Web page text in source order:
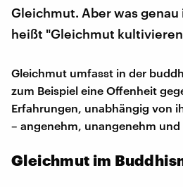
Gleichmut. Aber was genau
heißt "Gleichmut
Gleichmut umfasst in der
zum Beispiel eine Offenheit
Erfahrungen, unabhängig von
– angenehm, unangenehm und
Gleichmut im